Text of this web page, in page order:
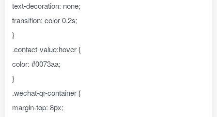
text-decoration: none;
transition: color 0.2s;
}
.contact-value:hover {
color: #0073aa;
}
.wechat-qr-container {
margin-top: 8px;